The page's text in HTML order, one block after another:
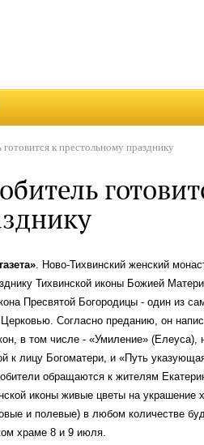
к престольному празднику
. Ново-Тихвинский женский
Тихвинской иконы Божией
Пресвятой Богородицы - один из
Согласно преданию, он
в том числе - «Умиление» (Елеуса),
к лицу Богоматери, и «Путь
обращаются к жителям
иконы живые цветы на украшение
и полевые) в любом количестве
храме 8 и 9 июля.